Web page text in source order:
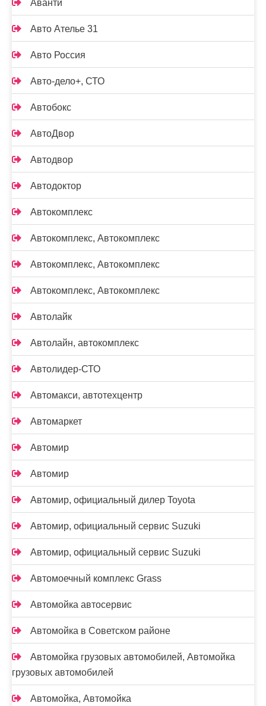
Аванти
Авто Ателье 31
Авто Россия
Авто-дело+, СТО
Автобокс
АвтоДвор
Автодвор
Автодоктор
Автокомплекс
Автокомплекс, Автокомплекс
Автокомплекс, Автокомплекс
Автокомплекс, Автокомплекс
Автолайк
Автолайн, автокомплекс
Автолидер-СТО
Автомакси, автотехцентр
Автомаркет
Автомир
Автомир
Автомир, официальный дилер Toyota
Автомир, официальный сервис Suzuki
Автомир, официальный сервис Suzuki
Автомоечный комплекс Grass
Автомойка автосервис
Автомойка в Советском районе
Автомойка грузовых автомобилей, Автомойка
грузовых автомобилей
Автомойка, Автомойка